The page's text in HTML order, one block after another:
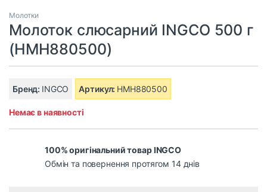
Молотки
Молоток слюсарний INGCO 500 г
(HMH880500)
Бренд: INGCO Артикул: HMH880500
Немає в наявності
100% оригінальний товар INGCO
Обмін та повернення протягом 14 днів